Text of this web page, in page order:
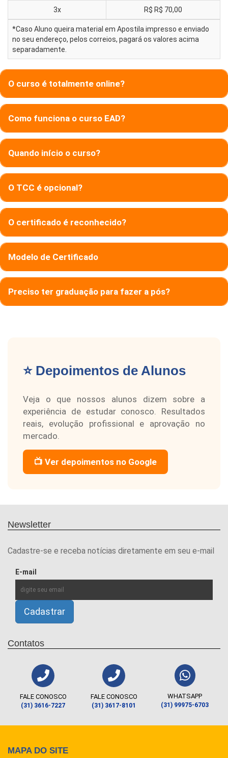
3x R$ R$ 70,00
*Caso Aluno queira material em Apostila impresso e enviado
no seu endereço, pelos correios, pagará os valores acima
separadamente.
O curso é totalmente online?
Como funciona o curso EAD?
Quando início o curso?
O TCC é opcional?
O certificado é reconhecido?
Modelo de Certificado
Preciso ter graduação para fazer a pós?
⭐ Depoimentos de Alunos
Veja o que nossos alunos dizem sobre a
experiência de estudar conosco. Resultados
reais, evolução profissional e aprovação no
mercado.
📺 Ver depoimentos no Google
Newsletter
Cadastre-se e receba notícias diretamente em seu e-mail
E-mail
Contatos
FALE CONOSCO
(31) 3616-7227
FALE CONOSCO
(31) 3617-8101
WHATSAPP
(31) 99975-6703
MAPA DO SITE